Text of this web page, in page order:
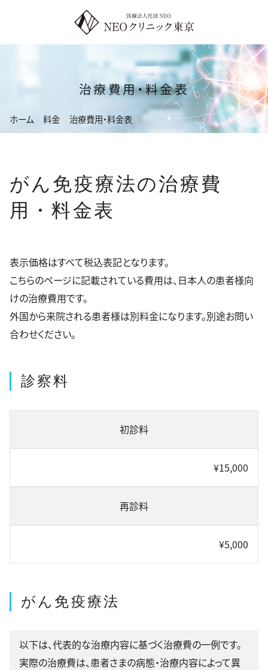
テ
キ
治療費用・料金表
ホーム 料金 治療費用・料金表
がん免疫療法の治療費
用・料金表
表示価格はすべて税込表記となります。
こちらのページに記載されている費用は、日本人の患者様向
けの治療費用です。
外国から来院される患者様は別料金になります。別途お問い
合わせください。
診察料
初診料
¥15,000
再診料
¥5,000
がん免疫療法
以下は、代表的な治療内容に基づく治療費の一例です。
実際の治療費は、患者さまの病態・治療内容によって異